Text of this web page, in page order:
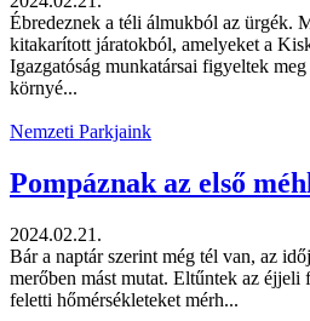
Ébredeznek a téli álmukból az ürgék.
kitakarított járatokból, amelyeket a
Igazgatóság munkatársai figyeltek
környé...
Nemzeti Parkjaink
Pompáznak az első
2024.02.21.
Bár a naptár szerint még tél van, az
merőben mást mutat. Eltűntek az
feletti hőmérsékleteket mérh...